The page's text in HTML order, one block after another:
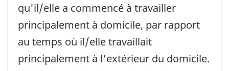
qu'il/elle a commencé à travailler
principalement à domicile, par rapport
au temps où il/elle travaillait
principalement à l'extérieur du domicile.